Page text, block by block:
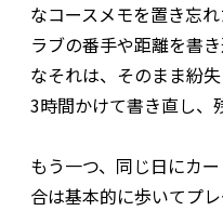
なコースメモを置き忘
ラブの番手や距離を書
なそれは、そのまま紛
3時間かけて書き直し、
もう一つ、同じ日にカ
合は基本的に歩いてプ